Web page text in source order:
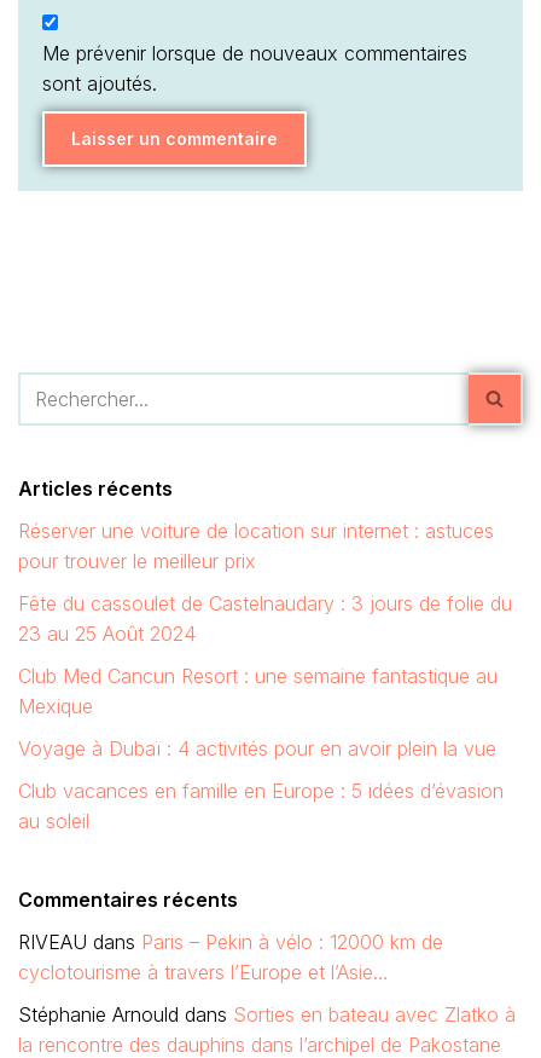
Me prévenir lorsque de nouveaux commentaires
sont ajoutés.
Articles récents
Réserver une voiture de location sur internet : astuces
pour trouver le meilleur prix
Fête du cassoulet de Castelnaudary : 3 jours de folie du
23 au 25 Août 2024
Club Med Cancun Resort : une semaine fantastique au
Mexique
Voyage à Dubaï : 4 activités pour en avoir plein la vue
Club vacances en famille en Europe : 5 idées d’évasion
au soleil
Commentaires récents
RIVEAU dans Paris – Pekin à vélo : 12000 km de
cyclotourisme à travers l’Europe et l’Asie…
Stéphanie Arnould dans Sorties en bateau avec Zlatko à
la rencontre des dauphins dans l’archipel de Pakostane